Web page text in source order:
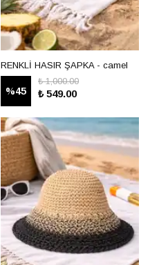
RENKLİ HASIR ŞAPKA - camel
%45
₺ 1,000.00
₺ 549.00